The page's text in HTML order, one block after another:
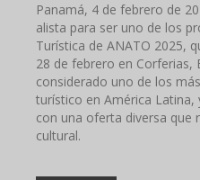
Panamá, 4 de febrero de
alista para ser uno de los
Turística de ANATO 2025,
28 de febrero en Corferias,
considerado uno de los
turístico en América
con una oferta diversa que
cultural.